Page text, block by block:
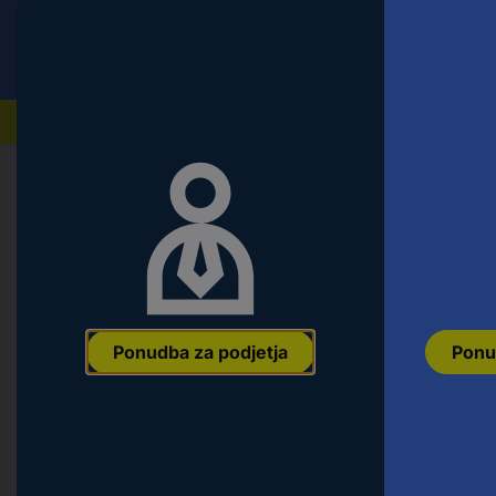
Ponudba za podjetja
Orodje & Delavnica
Klingspor LS 309 X 40435
x 100 mm 10 kos
4014855060009 Koda proizvajalca: Št. izdelka: